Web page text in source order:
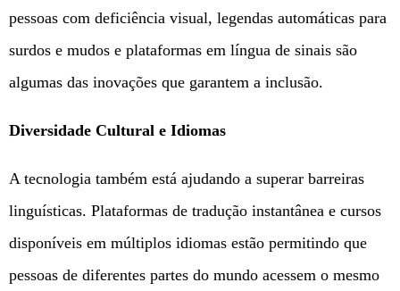
pessoas com deficiência visual, legendas automáticas para
surdos e mudos e plataformas em língua de sinais são
algumas das inovações que garantem a inclusão.
Diversidade Cultural e Idiomas
A tecnologia também está ajudando a superar barreiras
linguísticas. Plataformas de tradução instantânea e cursos
disponíveis em múltiplos idiomas estão permitindo que
pessoas de diferentes partes do mundo acessem o mesmo